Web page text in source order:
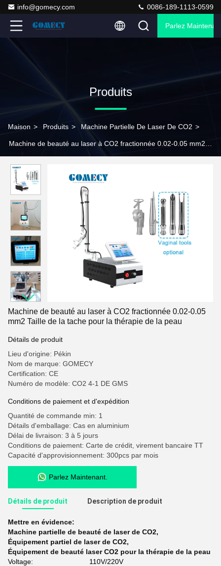
info@gomecy.com 0086-189-1113-0599
Parlez
Produits
Maison > Produits > Machine Partielle De Laser De CO2 >
Machine de beauté au laser à CO2 fractionnée 0.02-0.05 mm2
Machine de beauté au laser à CO2 fractionnée 0.02-0.05
mm2 Taille de la tache pour la thérapie de la peau
Détails de produit
Lieu d'origine: Pékin
Nom de marque: GOMECY
Certification: CE
Numéro de modèle: CO2 4-1 DE GMS
Conditions de paiement et d'expédition
Quantité de commande min: 1
Détails d'emballage: Cas en aluminium
Délai de livraison: 3 à 5 jours
Conditions de paiement: Carte de crédit, virement bancaire TT
Capacité d'approvisionnement: 300pcs par mois
Parlez Maintenant.
Détails de produit Description de produit
Mettre en évidence:
Machine partielle de beauté de laser de CO2,
Équipement partiel de laser de CO2,
Équipement de beauté laser CO2 pour la thérapie de la peau
Voltage:
110V/220V